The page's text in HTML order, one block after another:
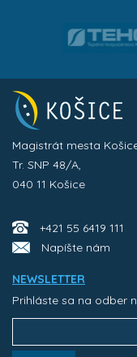
Magistrát mesta
Tr. SNP 48/A,
040 11 Košice
+421 55 6419 111
Napíšte nám
NEWSLETTER
Prihláste sa na odber